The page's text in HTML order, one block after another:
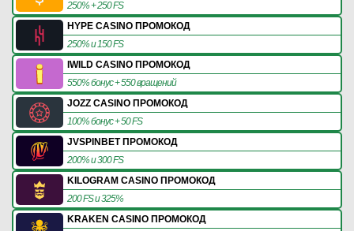
250% + 250 FS
HYPE CASINO ПРОМОКОД
250% и 150 FS
IWILD CASINO ПРОМОКОД
550% бонус + 550 вращений
JOZZ CASINO ПРОМОКОД
100% бонус + 50 FS
JVSPINBET ПРОМОКОД
200% и 300 FS
KILOGRAM CASINO ПРОМОКОД
200 FS и 325%
KRAKEN CASINO ПРОМОКОД